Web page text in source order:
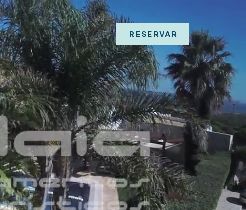
RESERVAR